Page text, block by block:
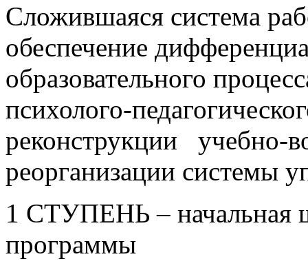
Сложившаяся система
обеспечение
образовательного
психолого-
реконструкции учебно-
реорганизации системы
1 СТУПЕНЬ – начальная
программы